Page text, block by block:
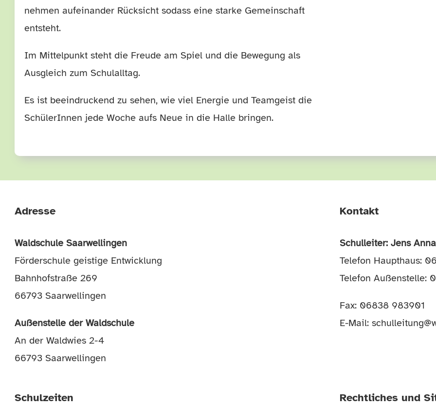
nehmen aufeinander Rücksicht sodass eine starke Gemeinschaft
entsteht.
Im Mittelpunkt steht die Freude am Spiel und die Bewegung als
Ausgleich zum Schulalltag.
Es ist beeindruckend zu sehen, wie viel Energie und Teamgeist die
SchülerInnen jede Woche aufs Neue in die Halle bringen.
Adresse
Waldschule Saarwellingen
Förderschule geistige Entwicklung
Bahnhofstraße 269
66793 Saarwellingen
Außenstelle der Waldschule
An der Waldwies 2-4
66793 Saarwellingen
Kontakt
Schulleiter: Jens
Telefon Haupthaus:
Telefon Außenstelle:
Fax: 06838 983901
E-Mail:
Schulzeiten Rechtliches und